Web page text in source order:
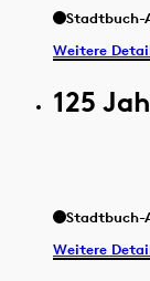
Stadtbuch-
Weitere
125
Stadtbuch-
Weitere